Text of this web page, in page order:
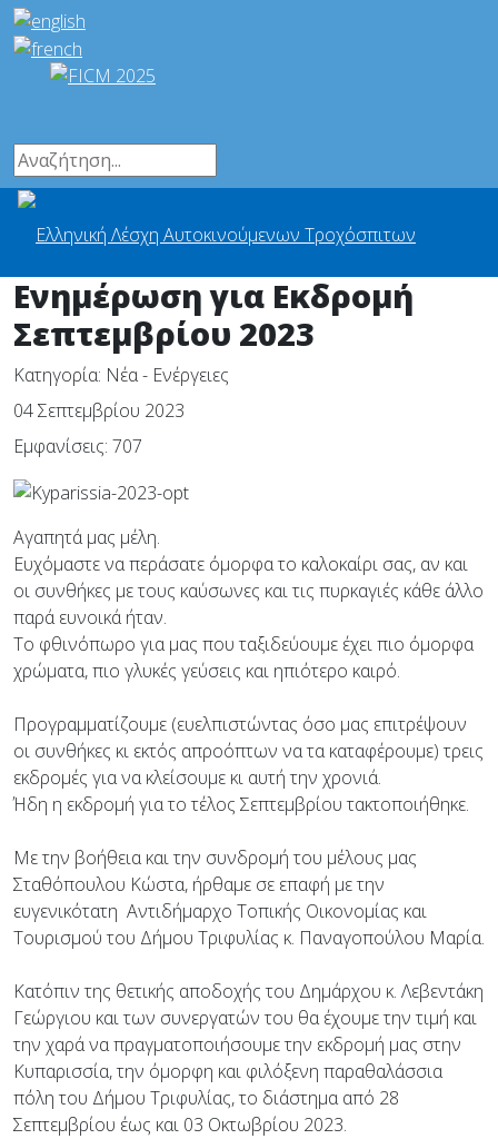
Ενημέρωση για Εκδρομή
Σεπτεμβρίου 2023
Κατηγορία: Νέα - Ενέργειες
04 Σεπτεμβρίου 2023
Εμφανίσεις: 707
Αγαπητά μας μέλη.
Ευχόμαστε να περάσατε όμορφα το καλοκαίρι σας, αν και
οι συνθήκες με τους καύσωνες και τις πυρκαγιές κάθε άλλο
παρά ευνοικά ήταν.
Το φθινόπωρο για μας που ταξιδεύουμε έχει πιο όμορφα
χρώματα, πιο γλυκές γεύσεις και ηπιότερο καιρό.
Προγραμματίζουμε (ευελπιστώντας όσο μας επιτρέψουν
οι συνθήκες κι εκτός απροόπτων να τα καταφέρουμε) τρεις
εκδρομές για να κλείσουμε κι αυτή την χρονιά.
Ήδη η εκδρομή για το τέλος Σεπτεμβρίου τακτοποιήθηκε.
Με την βοήθεια και την συνδρομή του μέλους μας
Σταθόπουλου Κώστα, ήρθαμε σε επαφή με την
ευγενικότατη Αντιδήμαρχο Τοπικής Οικονομίας και
Τουρισμού του Δήμου Τριφυλίας κ. Παναγοπούλου Μαρία.
Κατόπιν της θετικής αποδοχής του Δημάρχου κ. Λεβεντάκη
Γεώργιου και των συνεργατών του θα έχουμε την τιμή και
την χαρά να πραγματοποιήσουμε την εκδρομή μας στην
Κυπαρισσία, την όμορφη και φιλόξενη παραθαλάσσια
πόλη του Δήμου Τριφυλίας, το διάστημα από 28
Σεπτεμβρίου έως και 03 Οκτωβρίου 2023.